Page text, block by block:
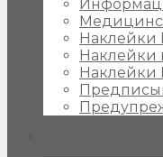
Наклейки
Наклейки
Наклейки